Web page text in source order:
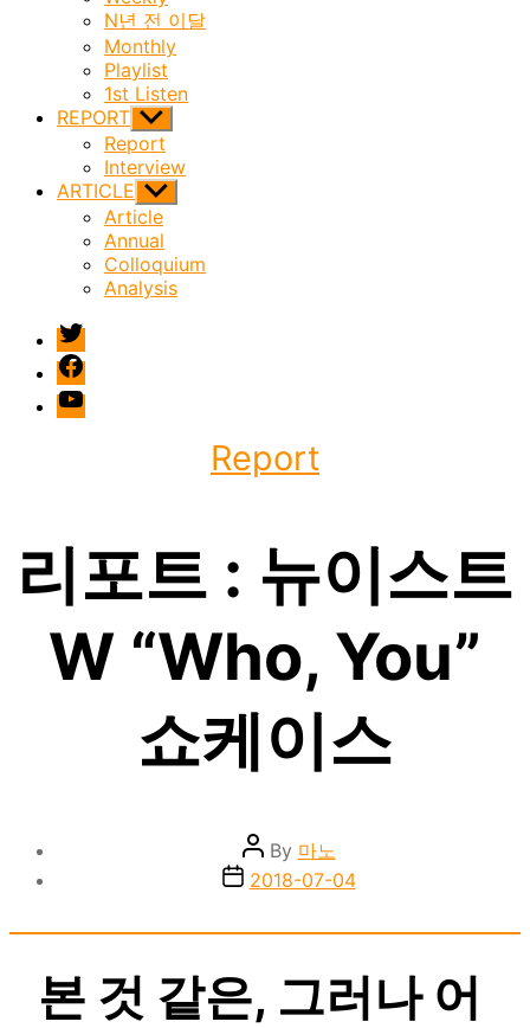
N년 전 이달
Monthly
Playlist
1st Listen
REPORT Show
sub
menu
Report
Interview
ARTICLE Show
sub
menu
Article
Annual
Colloquium
Analysis
twitter
facebook
Youtube
Categories
Report
리포트 : 뉴이스트
W “Who, You”
쇼케이스
Post
author
By 마노
Post2018-07-04
본 것 같은, 그러나 어